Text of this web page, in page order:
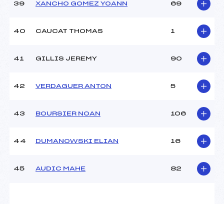
39 XANCHO GOMEZ YOANN 69
40 CAUCAT THOMAS 1
41 GILLIS JEREMY 90
42 VERDAGUER ANTON 5
43 BOURSIER NOAN 106
44 DUMANOWSKI ELIAN 16
45 AUDIC MAHE 82